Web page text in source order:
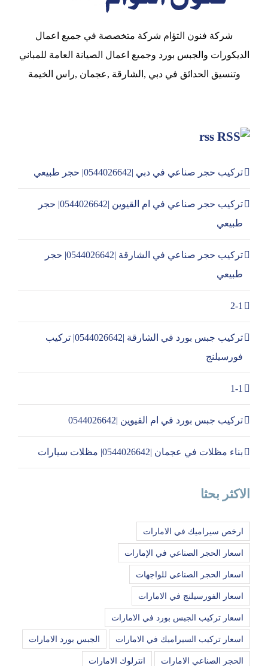
شركة فنون التؤام شركة متخصصة في جميع اعمال
الديكورات والجبس بورد وجميع اعمال الصيانة العامة للمباني
وتنسيق الحدائق في دبي ,الشارقة ,عجمان ,راس الخيمة
rss
تركيب حجر صناعي في دبي |0544026642| حجر طبيعي
تركيب حجر صناعي في ام القيوين |0544026642| حجر
طبيعي
تركيب حجر صناعي في الشارقة |0544026642| حجر
طبيعي
2-1
تركيب جبس بورد في الشارقة |0544026642| تركيب
فورسيلنج
1-1
تركيب جبس بورد في ام القيوين |0544026642
بناء مظلات في عجمان |0544026642| مظلات سيارات
الاكثر بحثا
ارخص سيراميك في الامارات
اسعار الحجر الصناعي في الإمارات
اسعار الحجر الصناعي للواجهات
اسعار الفورسيلنج في الامارات
اسعار تركيب الجبس بورد في الامارات
اسعار تركيب السيراميك في الامارات الجبس بورد الامارات
الحجر الصناعي الامارات انترلوك الامارات